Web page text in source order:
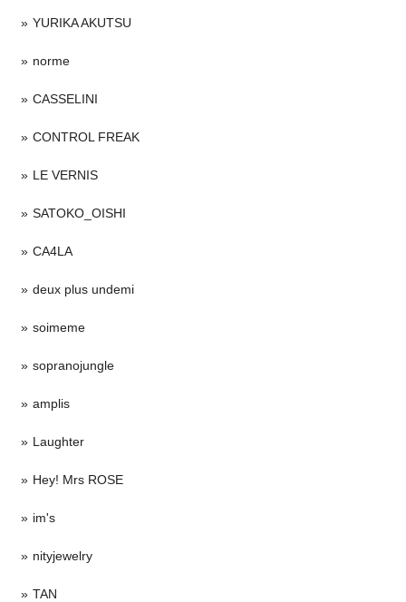
YURIKA AKUTSU
norme
CASSELINI
CONTROL FREAK
LE VERNIS
SATOKO_OISHI
CA4LA
deux plus undemi
soimeme
sopranojungle
amplis
Laughter
Hey! Mrs ROSE
im's
nityjewelry
TAN